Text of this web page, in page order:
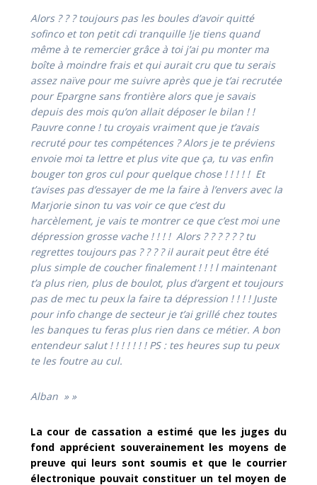
Alors ? ? ? toujours pas les boules d’avoir quitté
sofinco et ton petit cdi tranquille !je tiens quand
même à te remercier grâce à toi j’ai pu monter ma
boîte à moindre frais et qui aurait cru que tu serais
assez naïve pour me suivre après que je t’ai recrutée
pour Epargne sans frontière alors que je savais
depuis des mois qu’on allait déposer le bilan ! !
Pauvre conne ! tu croyais vraiment que je t’avais
recruté pour tes compétences ? Alors je te préviens
envoie moi ta lettre et plus vite que ça, tu vas enfin
bouger ton gros cul pour quelque chose ! ! ! ! ! Et
t’avises pas d’essayer de me la faire à l’envers avec la
Marjorie sinon tu vas voir ce que c’est du
harcèlement, je vais te montrer ce que c’est moi une
dépression grosse vache ! ! ! ! Alors ? ? ? ? ? ? tu
regrettes toujours pas ? ? ? ? il aurait peut être été
plus simple de coucher finalement ! ! ! l maintenant
t’a plus rien, plus de boulot, plus d’argent et toujours
pas de mec tu peux la faire ta dépression ! ! ! ! Juste
pour info change de secteur je t’ai grillé chez toutes
les banques tu feras plus rien dans ce métier. A bon
entendeur salut ! ! ! ! ! ! ! PS : tes heures sup tu peux
te les foutre au cul.
Alban » »
La cour de cassation a estimé que les juges du
fond apprécient souverainement les moyens de
preuve qui leurs sont soumis et que le courrier
électronique pouvait constituer un tel moyen de